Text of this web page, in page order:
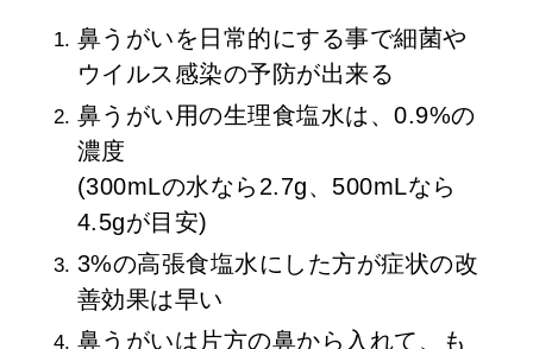
鼻うがいを日常的にする事で細菌や
ウイルス感染の予防が出来る
鼻うがい用の生理食塩水は、0.9%の
濃度
(300mLの水なら2.7g、500mLなら
4.5gが目安)
3%の高張食塩水にした方が症状の改
善効果は早い
鼻うがいは片方の鼻から入れて、も